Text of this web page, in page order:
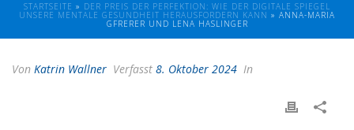
STARTSEITE » DER PREIS DER PERFEKTION: WIE DER DIGITALE SPIEGEL
UNSERE MENTALE GESUNDHEIT HERAUSFORDERN KANN » ANNA-MARIA
GFRERER UND LENA HASLINGER
Von Katrin Wallner Verfasst 8. Oktober 2024 In